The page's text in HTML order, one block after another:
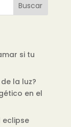
Buscar
si tu
la luz?
en el
eclipse